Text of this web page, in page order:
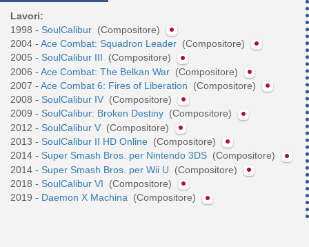
Lavori:
1998 - SoulCalibur (Compositore)
2004 - Ace Combat: Squadron Leader (Compositore)
2005 - SoulCalibur III
(Compositore)
2006 - Ace Combat: The Belkan War (Compositore)
2007 - Ace Combat 6: Fires of Liberation
(Compositore)
2008 - SoulCalibur IV (Compositore)
2009 - SoulCalibur: Broken Destiny (Compositore)
2012 - SoulCalibur V (Compositore)
2013 - SoulCalibur II HD Online (Compositore)
2014 - Super Smash Bros. per Nintendo 3DS (Compositore)
2014 - Super Smash Bros. per Wii U
(Compositore)
2018 - SoulCalibur VI
(Compositore)
2019 - Daemon X Machina (Compositore)